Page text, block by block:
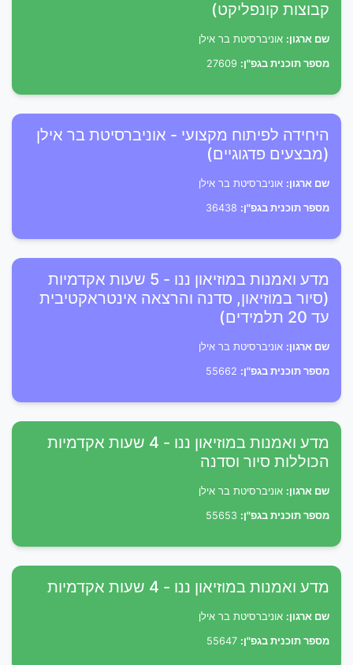
קבוצות קונפליקט)
שם ארגון: אוניברסיטת בר אילן
מספר תוכנית בגפ"ן:
היחידה לפיתוח מקצועי - אוניברסיטת בר אילן
(מבצעים פדגוגיים)
שם ארגון: אוניברסיטת בר אילן
מספר תוכנית בגפ"ן:
מדע ואמנות במוזיאון ננו - 5 שעות אקדמיות
(סיור במוזיאון, סדנה והרצאה אינטראקטיבית
עד 20 תלמידים)
שם ארגון: אוניברסיטת בר אילן
מספר תוכנית בגפ"ן:
מדע ואמנות במוזיאון ננו - 4 שעות אקדמיות
הכוללות סיור וסדנה
שם ארגון: אוניברסיטת בר אילן
מספר תוכנית בגפ"ן:
מדע ואמנות במוזיאון ננו - 4 שעות אקדמיות
שם ארגון: אוניברסיטת בר אילן
מספר תוכנית בגפ"ן: